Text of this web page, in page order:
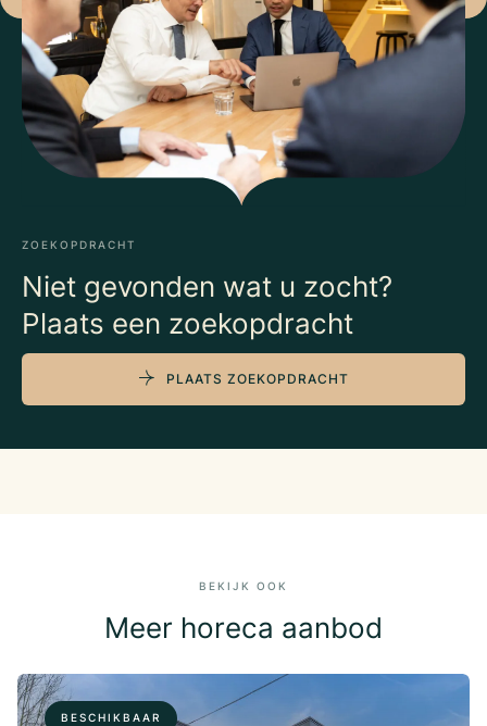
ZOEKOPDRACHT
Niet gevonden wat u zocht?
Plaats een zoekopdracht
PLAATS ZOEKOPDRACHT
BEKIJK OOK
Meer horeca aanbod
BESCHIKBAAR